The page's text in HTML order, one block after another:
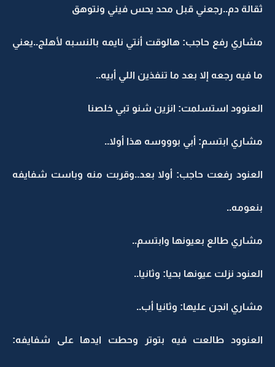
ثقالة دم..رجعني قبل محد يحس فيني ونتوهق
مشاري رفع حاجب: هالوقت أنتي نايمه بالنسبه لأهلج..يعني
ما فيه رجعه إلا بعد ما تنفذين اللي أبيه..
العنوود استسلمت: انزين شنو تبي خلصنا
مشاري ابتسم: أبي بوووسه هذا أولا..
العنود رفعت حاجب: أولا بعد..وقربت منه وباست شفايفه
بنعومه..
مشاري طالع بعيونها وابتسم..
العنود نزلت عيونها بحيا: وثانيا..
مشاري انجن عليها: وثانيا أب..
العنوود طالعت فيه بتوتر وحطت ايدها على شفايفه: